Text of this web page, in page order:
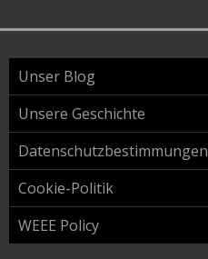
Unser Blog
Unsere Geschichte
Datenschutzbestimmungen
Cookie-Politik
WEEE Policy